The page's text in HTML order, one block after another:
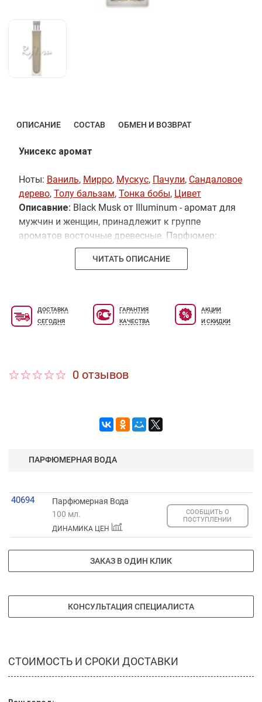
ОПИСАНИЕ СОСТАВ ОБМЕН И ВОЗВРАТ
Унисекс аромат
Ноты: Ваниль, Мирро, Мускус, Пачули, Сандаловое
дерево, Толу бальзам, Тонка бобы, Цивет
Описавние:Black Musk от Illuminum - аромат для
мужчин и женщин, принадлежит к группе
ароматов восточные древесные. Парфюмер:
Michael Boadi. Верхние ноты: Тонка бобы, Толу
бальзам и пачули; ноты сердца: Сандаловое
ЧИТАТЬ ОПИСАНИЕ
ДОСТАВКА
СЕГОДНЯ
ГАРАНТИЯ
КАЧЕСТВА
АКЦИИ
И СКИДКИ
0 отзывов
ПАРФЮМЕРНАЯ ВОДА
40694
Парфюмерная Вода
100 мл.
ДИНАМИКА ЦЕН
СООБЩИТЬ О
ПОСТУПЛЕНИИ
ЗАКАЗ В ОДИН КЛИК
КОНСУЛЬТАЦИЯ СПЕЦИАЛИСТА
СТОИМОСТЬ И СРОКИ ДОСТАВКИ